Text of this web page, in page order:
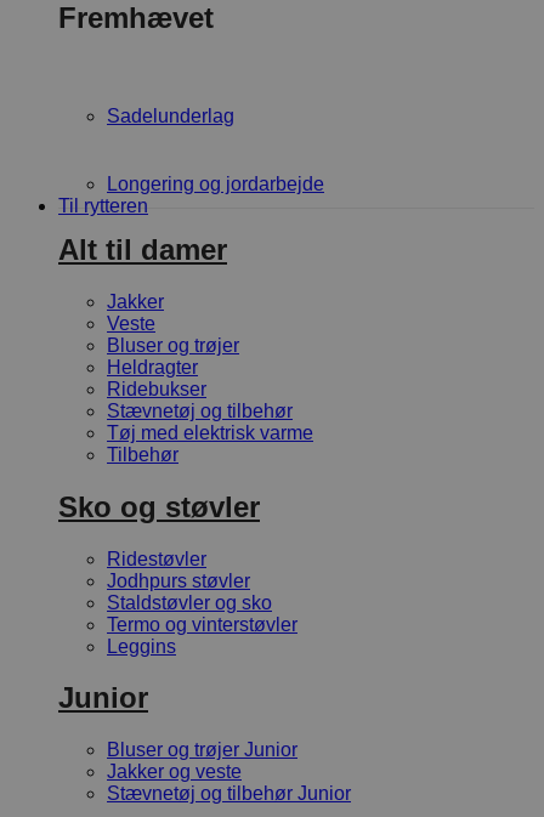
Fremhævet
Sadelunderlag
Longering og jordarbejde
Til rytteren
Alt til damer
Jakker
Veste
Bluser og trøjer
Heldragter
Ridebukser
Stævnetøj og tilbehør
Tøj med elektrisk varme
Tilbehør
Sko og støvler
Ridestøvler
Jodhpurs støvler
Staldstøvler og sko
Termo og vinterstøvler
Leggins
Junior
Bluser og trøjer Junior
Jakker og veste
Stævnetøj og tilbehør Junior